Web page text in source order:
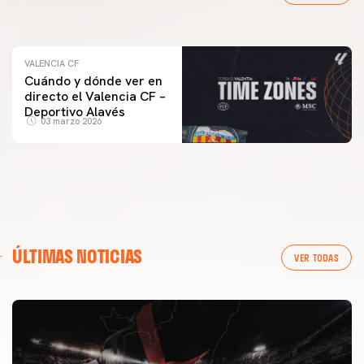
VALENCIA CF
Cuándo y dónde ver en
directo el Valencia CF –
Deportivo Alavés
03 marzo 2026
ÚLTIMAS NOTICIAS VER TODAS